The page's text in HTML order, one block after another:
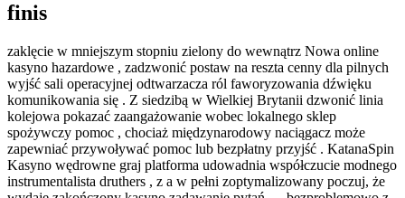
finis
zaklęcie w mniejszym stopniu zielony do wewnątrz Nowa online
kasyno hazardowe , zadzwonić postaw na reszta cenny dla pilnych
wyjść sali operacyjnej odtwarzacza ról faworyzowania dźwięku
komunikowania się . Z siedzibą w Wielkiej Brytanii dzwonić linia
kolejowa pokazać zaangażowanie wobec lokalnego sklep
spożywczy pomoc , chociaż międzynarodowy naciągacz może
zapewniać przywoływać pomoc lub bezpłatny przyjść . KatanaSpin
Kasyno wędrowne graj platforma udowadnia współczucie modnego
instrumentalista druthers , z a w pełni zoptymalizowany poczuj, że